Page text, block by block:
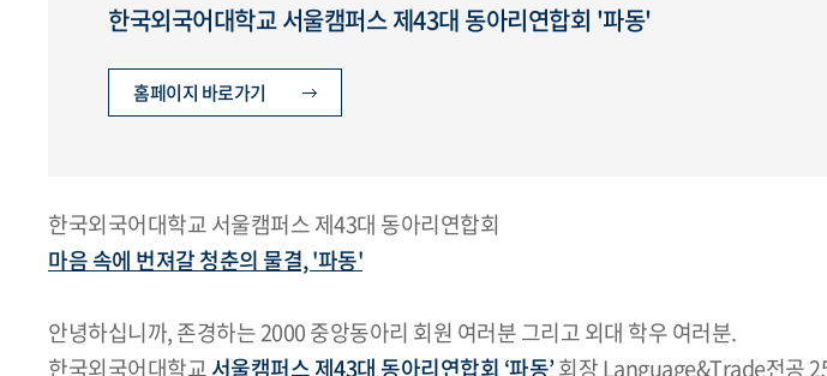
한국외국어대학교 서울캠퍼스 제43대 동아리연합회 '파동'
홈페이지 바로가기
한국외국어대학교 서울캠퍼스 제43대 동아리연합회
마음 속에 번져갈 청춘의 물결, '파동'
안녕하십니까, 존경하는 2000 중앙동아리 회원 여러분 그리고 외대 학우 여러분.
한국외국어대학교서울캠퍼스 제43대 동아리연합회 ‘파동’회장 Language&Trade전공